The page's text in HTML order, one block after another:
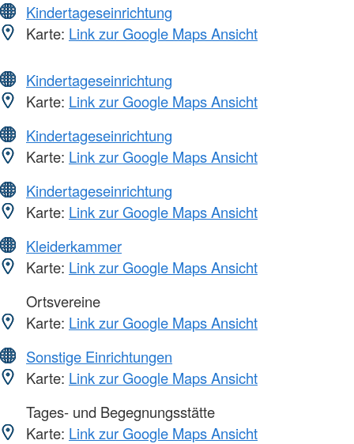
Kindertageseinrichtung
Karte: Link zur Google Maps Ansicht
Kindertageseinrichtung
Karte: Link zur Google Maps Ansicht
Kindertageseinrichtung
Karte: Link zur Google Maps Ansicht
Kindertageseinrichtung
Karte: Link zur Google Maps Ansicht
Kleiderkammer
Karte: Link zur Google Maps Ansicht
Ortsvereine
Karte: Link zur Google Maps Ansicht
Sonstige Einrichtungen
Karte: Link zur Google Maps Ansicht
Tages- und Begegnungsstätte
Karte: Link zur Google Maps Ansicht